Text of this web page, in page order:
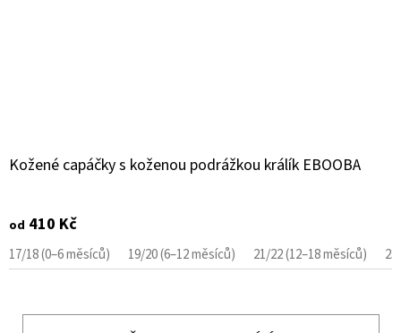
Kožené capáčky s koženou podrážkou králík EBOOBA
od 410 Kč
17/18 (0–6 měsíců) 19/20 (6–12 měsíců) 21/22 (12–18 měsíců)